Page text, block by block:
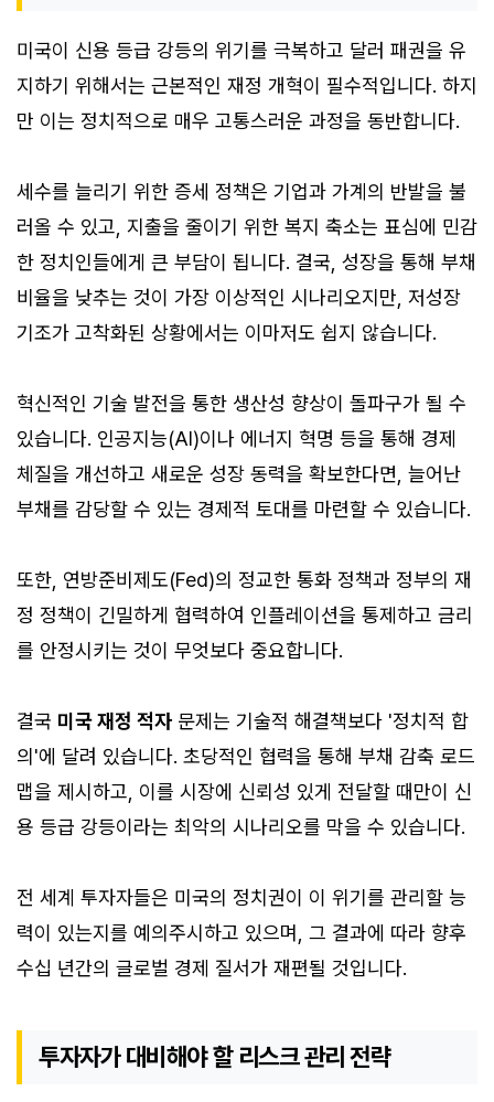
미국이 신용 등급 강등의 위기를 극복하고 달러 패권을 유
지하기 위해서는 근본적인 재정 개혁이 필수적입니다. 하지
만 이는 정치적으로 매우 고통스러운 과정을 동반합니다.
세수를 늘리기 위한 증세 정책은 기업과 가계의 반발을 불
러올 수 있고, 지출을 줄이기 위한 복지 축소는 표심에 민감
한 정치인들에게 큰 부담이 됩니다. 결국, 성장을 통해 부채
비율을 낮추는 것이 가장 이상적인 시나리오지만, 저성장
기조가 고착화된 상황에서는 이마저도 쉽지 않습니다.
혁신적인 기술 발전을 통한 생산성 향상이 돌파구가 될 수
있습니다. 인공지능(AI)이나 에너지 혁명 등을 통해 경제
체질을 개선하고 새로운 성장 동력을 확보한다면, 늘어난
부채를 감당할 수 있는 경제적 토대를 마련할 수 있습니다.
또한, 연방준비제도(Fed)의 정교한 통화 정책과 정부의 재
정 정책이 긴밀하게 협력하여 인플레이션을 통제하고 금리
를 안정시키는 것이 무엇보다 중요합니다.
결국 미국 재정 적자 문제는 기술적 해결책보다 '정치적 합
의'에 달려 있습니다. 초당적인 협력을 통해 부채 감축 로드
맵을 제시하고, 이를 시장에 신뢰성 있게 전달할 때만이 신
용 등급 강등이라는 최악의 시나리오를 막을 수 있습니다.
전 세계 투자자들은 미국의 정치권이 이 위기를 관리할 능
력이 있는지를 예의주시하고 있으며, 그 결과에 따라 향후
수십 년간의 글로벌 경제 질서가 재편될 것입니다.
투자자가 대비해야 할 리스크 관리 전략